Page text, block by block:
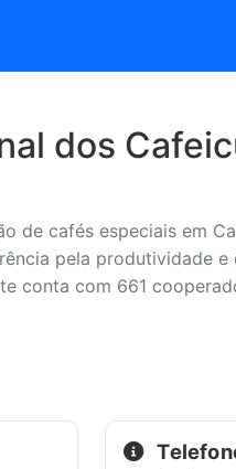
dos
de cafés especiais em
pela produtividade
conta com 661